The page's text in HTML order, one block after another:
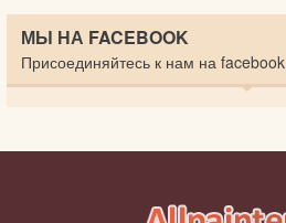
МЫ НА FACEBOOK
Присоединяйтесь к нам на facebook